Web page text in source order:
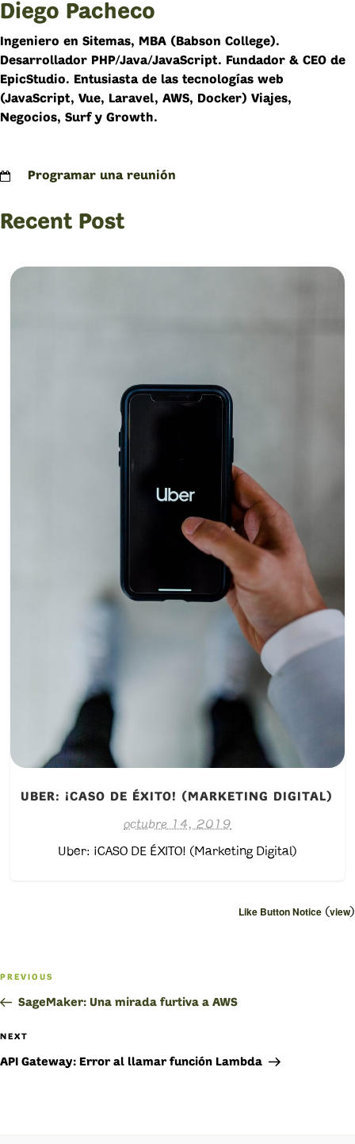
Diego Pacheco
Ingeniero en Sitemas, MBA (Babson College).
Desarrollador PHP/Java/JavaScript. Fundador & CEO de
EpicStudio. Entusiasta de las tecnologías web
(JavaScript, Vue, Laravel, AWS, Docker) Viajes,
Negocios, Surf y Growth.
Programar una reunión
Recent Post
UBER: ¡CASO DE ÉXITO! (MARKETING DIGITAL)
octubre 14, 2019
Uber: ¡CASO DE ÉXITO! (Marketing Digital)
Like Button Notice (view)
Navegación
de
entradas
Previous
Post
PREVIOUS
SageMaker: Una mirada furtiva a AWS
Next
Post
NEXT
API Gateway: Error al llamar función Lambda